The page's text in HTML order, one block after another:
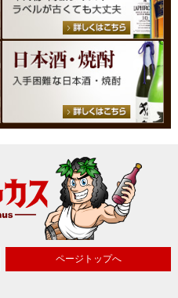
ページトップへ